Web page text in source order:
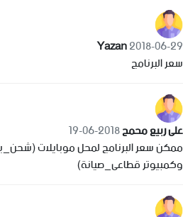
Yazan2018-06-29
سعر البرنامج
على ربيع محمح2018-06-19
ممكن سعر البرنامج لمحل موبايلات
وكمبيوتر قطاعى_صيانة)